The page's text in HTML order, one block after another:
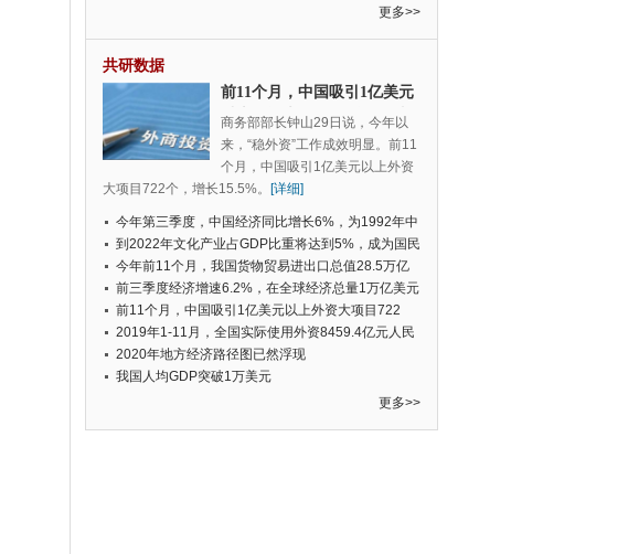
更多>>
共研数据
前11个月，中国吸引1亿美元
以上外资大项目722个，增长
15.5%
商务部部长钟山29日说，今年以
来，“稳外资”工作成效明显。前11
个月，中国吸引1亿美元以上外资
大项目722个，增长15.5%。 [详细]
今年第三季度，中国经济同比增长6%，为1992年中
国有季度数据以来的新低
到2022年文化产业占GDP比重将达到5%，成为国民
经济支柱产业
今年前11个月，我国货物贸易进出口总值28.5万亿
元人民币，比去年同期增长2.4%
前三季度经济增速6.2%，在全球经济总量1万亿美元
以上的经济体中增速最快
前11个月，中国吸引1亿美元以上外资大项目722
个，增长15.5%
2019年1-11月，全国实际使用外资8459.4亿元人民
币，同比增长6.0%
2020年地方经济路径图已然浮现
我国人均GDP突破1万美元
更多>>